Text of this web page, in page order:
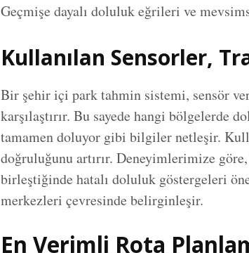
Geçmişe dayalı doluluk eğrileri ve
Kullanılan Sensorler,
Bir şehir içi park tahmin sistemi, sensör
karşılaştırır. Bu sayede hangi bölgelerde
tamamen doluyor gibi bilgiler netleşir.
doğruluğunu artırır. Deneyimlerimize
birleştiğinde hatalı doluluk göstergeleri
merkezleri çevresinde belirginleşir.
En Verimli Rota